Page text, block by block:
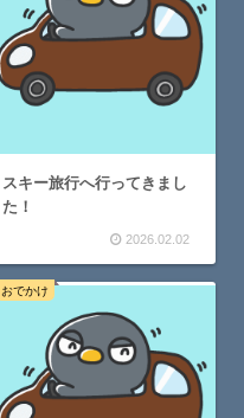
スキー旅行へ行ってきまし
た！
2026.02.02
おでかけ